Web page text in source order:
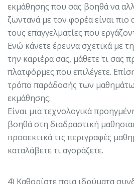
εκμάθησης που σας βοηθά να
ζωντανά με τον φορέα είναι πιο
τους επαγγελματίες που
Ενώ κάνετε έρευνα σχετικά με
την καριέρα σας, μάθετε τι σας
πλατφόρμες που επιλέγετε.
τρόπο παράδοσής των
εκμάθησης.
Είναι μια τεχνολογικά
βοηθά στη διαδραστική
προσεκτικά τις περιγραφές
καταλάβετε τι αγοράζετε.
4) Καθορίστε ποια ιδρύματα